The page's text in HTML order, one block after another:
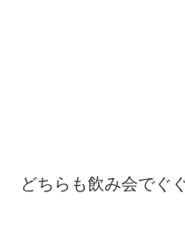
どちらも飲み会でぐ